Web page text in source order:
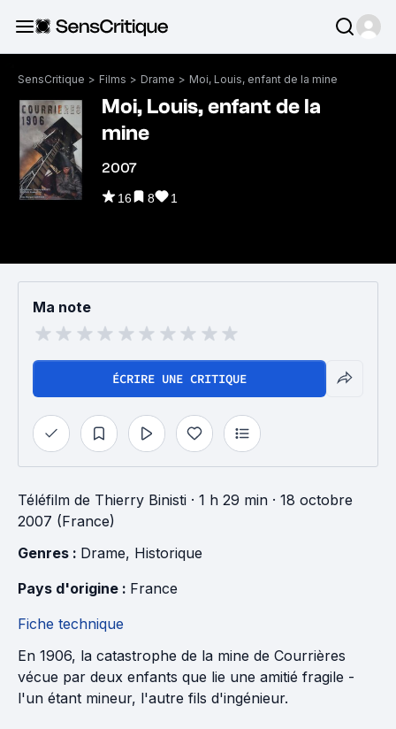
SensCritique > Films > Drame > Moi, Louis, enfant de la mine
Moi, Louis, enfant de la
mine
2007
16 8 1
Ma note
ÉCRIRE UNE CRITIQUE
Téléfilm de Thierry Binisti · 1 h 29 min · 18 octobre
2007 (France)
Genres : Drame, Historique
Pays d'origine : France
Fiche technique
En 1906, la catastrophe de la mine de Courrières
vécue par deux enfants que lie une amitié fragile -
l'un étant mineur, l'autre fils d'ingénieur.